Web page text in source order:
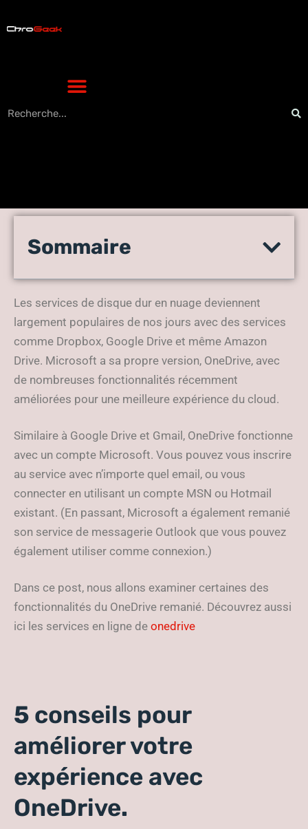
5 astuces Microsoft
connaître
Sommaire
Les services de disque dur en nuage deviennent
largement populaires de nos jours avec des services
comme Dropbox, Google Drive et même Amazon
Drive. Microsoft a sa propre version, OneDrive, avec
de nombreuses fonctionnalités récemment
améliorées pour une meilleure expérience du cloud.
Similaire à Google Drive et Gmail, OneDrive fonctionne
avec un compte Microsoft. Vous pouvez vous inscrire
au service avec n’importe quel email, ou vous
connecter en utilisant un compte MSN ou Hotmail
existant. (En passant, Microsoft a également remanié
son service de messagerie Outlook que vous pouvez
également utiliser comme connexion.)
Dans ce post, nous allons examiner certaines des
fonctionnalités du OneDrive remanié. Découvrez aussi
ici les services en ligne de onedrive
5 conseils pour
améliorer votre
expérience avec
OneDrive.